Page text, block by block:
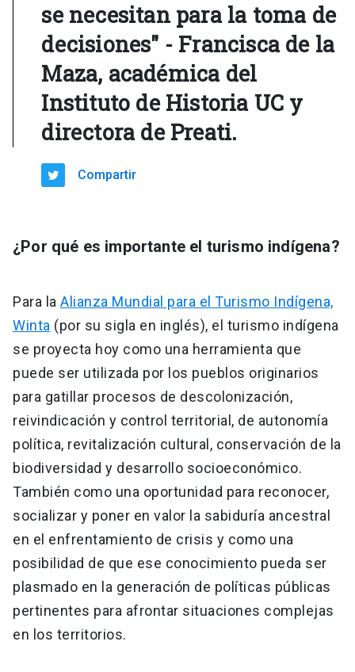
se necesitan para la toma de
decisiones" - Francisca de la
Maza, académica del
Instituto de Historia UC y
directora de Preati.
Compartir
¿Por qué es importante el turismo indígena?
Para la Alianza Mundial para el Turismo Indígena,
Winta (por su sigla en inglés), el turismo indígena
se proyecta hoy como una herramienta que
puede ser utilizada por los pueblos originarios
para gatillar procesos de descolonización,
reivindicación y control territorial, de autonomía
política, revitalización cultural, conservación de la
biodiversidad y desarrollo socioeconómico.
También como una oportunidad para reconocer,
socializar y poner en valor la sabiduría ancestral
en el enfrentamiento de crisis y como una
posibilidad de que ese conocimiento pueda ser
plasmado en la generación de políticas públicas
pertinentes para afrontar situaciones complejas
en los territorios.